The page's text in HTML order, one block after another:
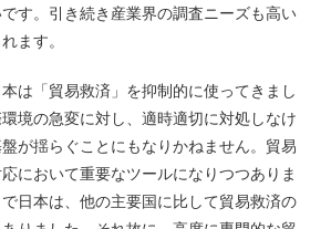
す。引き続き産業界の調査ニーズも高い
ます。
は「貿易救済」を抑制的に使ってきまし
境の急変に対し、適時適切に対処しなけ
が揺らぐことにもなりかねません。貿易
において重要なツールになりつつありま
日本は、他の主要国に比して貿易救済の